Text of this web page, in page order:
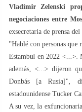
Vladímir Zelenski
negociaciones entre
exsecretaria de prensa
"Hablé con personas que
Estambul en 2022 <...>.
además, <...> dijeron
Donbás [a Rusia]",
estadounidense Tucker
A su vez, la